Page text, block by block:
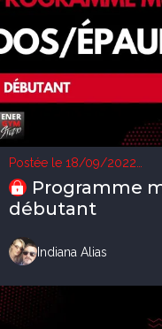
Postée le 18/09/2022
2 vuesProgramme
débutant
Indiana Alias